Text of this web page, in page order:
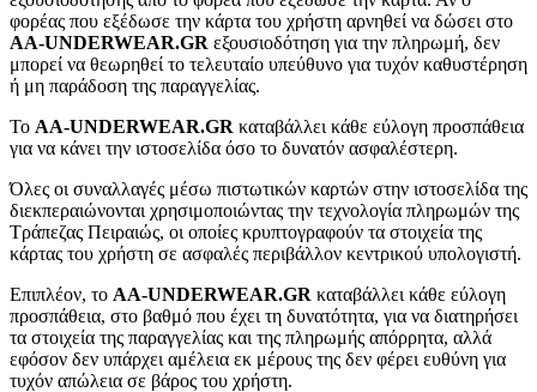
φορέας που εξέδωσε την κάρτα του χρήστη αρνηθεί να δώσει στο
AA-UNDERWEAR.GR εξουσιοδότηση για την πληρωμή, δεν
μπορεί να θεωρηθεί το τελευταίο υπεύθυνο για τυχόν καθυστέρηση
ή μη παράδοση της παραγγελίας.
Το AA-UNDERWEAR.GR καταβάλλει κάθε εύλογη προσπάθεια
για να κάνει την ιστοσελίδα όσο το δυνατόν ασφαλέστερη.
Όλες οι συναλλαγές μέσω πιστωτικών καρτών στην ιστοσελίδα της
διεκπεραιώνονται χρησιμοποιώντας την τεχνολογία πληρωμών της
Τράπεζας Πειραιώς, οι οποίες κρυπτογραφούν τα στοιχεία της
κάρτας του χρήστη σε ασφαλές περιβάλλον κεντρικού υπολογιστή.
Επιπλέον, το AA-UNDERWEAR.GR καταβάλλει κάθε εύλογη
προσπάθεια, στο βαθμό που έχει τη δυνατότητα, για να διατηρήσει
τα στοιχεία της παραγγελίας και της πληρωμής απόρρητα, αλλά
εφόσον δεν υπάρχει αμέλεια εκ μέρους της δεν φέρει ευθύνη για
τυχόν απώλεια σε βάρος του χρήστη.